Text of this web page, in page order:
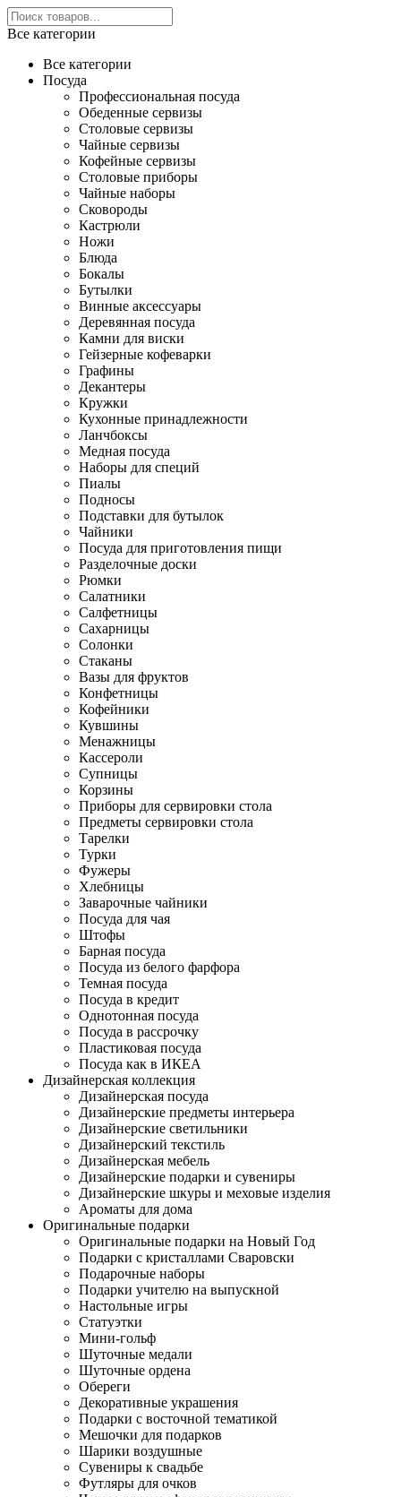
Все категории
Все категории
Посуда
Профессиональная посуда
Обеденные сервизы
Столовые сервизы
Чайные сервизы
Кофейные сервизы
Столовые приборы
Чайные наборы
Сковороды
Кастрюли
Ножи
Блюда
Бокалы
Бутылки
Винные аксессуары
Деревянная посуда
Камни для виски
Гейзерные кофеварки
Графины
Декантеры
Кружки
Кухонные принадлежности
Ланчбоксы
Медная посуда
Наборы для специй
Пиалы
Подносы
Подставки для бутылок
Чайники
Посуда для приготовления пищи
Разделочные доски
Рюмки
Салатники
Салфетницы
Сахарницы
Солонки
Стаканы
Вазы для фруктов
Конфетницы
Кофейники
Кувшины
Менажницы
Кассероли
Супницы
Корзины
Приборы для сервировки стола
Предметы сервировки стола
Тарелки
Турки
Фужеры
Хлебницы
Заварочные чайники
Посуда для чая
Штофы
Барная посуда
Посуда из белого фарфора
Темная посуда
Посуда в кредит
Однотонная посуда
Посуда в рассрочку
Пластиковая посуда
Посуда как в ИКЕА
Дизайнерская коллекция
Дизайнерская посуда
Дизайнерские предметы интерьера
Дизайнерские светильники
Дизайнерский текстиль
Дизайнерская мебель
Дизайнерские подарки и сувениры
Дизайнерские шкуры и меховые изделия
Ароматы для дома
Оригинальные подарки
Оригинальные подарки на Новый Год
Подарки с кристаллами Сваровски
Подарочные наборы
Подарки учителю на выпускной
Настольные игры
Статуэтки
Мини-гольф
Шуточные медали
Шуточные ордена
Обереги
Декоративные украшения
Подарки с восточной тематикой
Мешочки для подарков
Шарики воздушные
Сувениры к свадьбе
Футляры для очков